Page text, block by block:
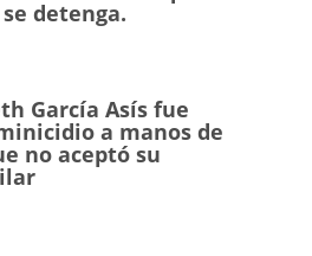
detenga.
García Asís fue
a manos de
no aceptó su